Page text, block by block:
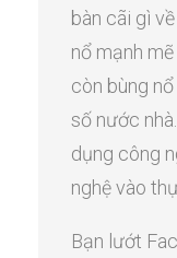
bàn cãi gì
nổ mạnh
còn bùng
số nước
dụng công
nghệ vào
Bạn lướt